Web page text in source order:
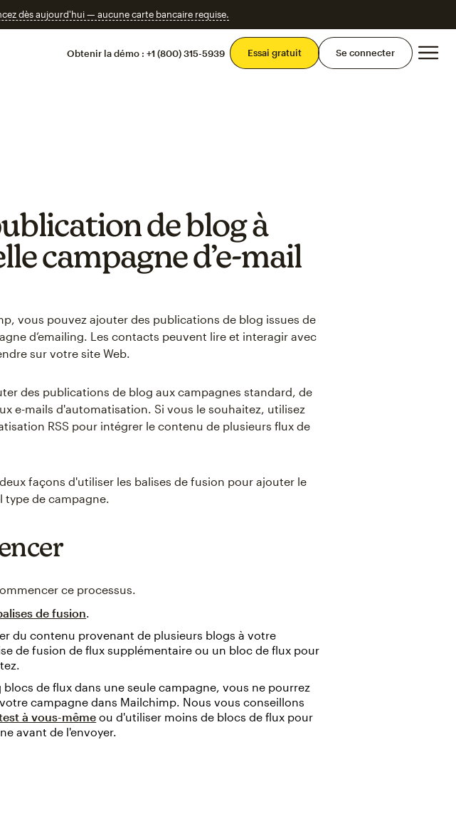
dès aujourd'hui — aucune carte bancaire requise.
Obtenir la démo : +1 (800) 315-5939 Essai gratuit Se connecter
de blog à
campagne d’e-mail
vous pouvez ajouter des publications de blog issues de
d’emailing. Les contacts peuvent lire et interagir avec
sur votre site Web.
des publications de blog aux campagnes standard, de
e-mails d'automatisation. Si vous le souhaitez, utilisez
RSS pour intégrer le contenu de plusieurs flux de
façons d'utiliser les balises de fusion pour ajouter le
de campagne.
ce processus.
de fusion.
du contenu provenant de plusieurs blogs à votre
de fusion de flux supplémentaire ou un bloc de flux pour
de flux dans une seule campagne, vous ne pourrez
campagne dans Mailchimp. Nous vous conseillons
à vous-même ou d'utiliser moins de blocs de flux pour
avant de l'envoyer.